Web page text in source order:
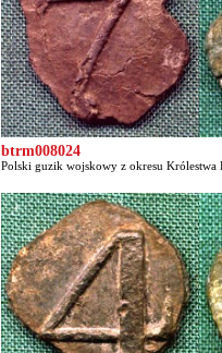
btrm008024
Polski guzik wojskowy z okresu Królestwa